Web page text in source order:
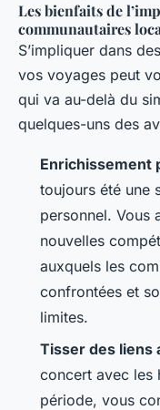
Les bienfaits de
communautaires
S’impliquer dans
vos voyages peut
qui va au-delà du
quelques-uns des
Enrichissement
toujours été une
personnel. Vous
nouvelles
auxquels les
confrontées et
limites.
Tisser des liens
concert avec les
période, vous